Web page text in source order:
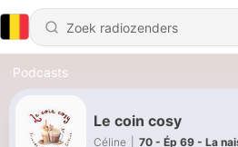
Podcasts
Le coin cosy
Céline 70 - Ép 69 - La